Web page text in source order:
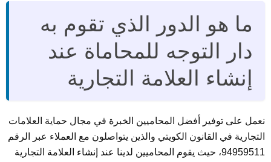
ما هو الدور الذي تقوم به
دار التوجه للمحاماة عند
إنشاء العلامة التجارية
نعمل على توفير أفضل المحاميين الخبرة في مجال حماية العلامات
التجارية في القانون الكويتي والذين يتواصلون مع العملاء عبر الرقم
94959511، حيث يقوم المحاميين لدينا عند إنشاء العلامة التجارية